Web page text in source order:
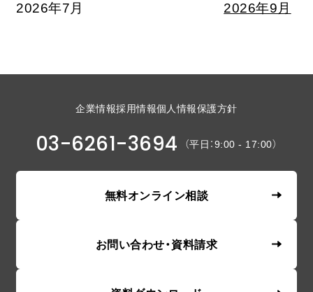
2026年7月 2026年9月
企業情報採用情報個人情報保護方針
03-6261-3694 （平日：9:00 - 17:00）
無料オンライン相談
お問い合わせ・資料請求